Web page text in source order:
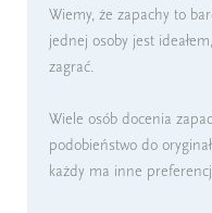
Wiemy, że zapachy to
jednej osoby jest
zagrać.
Wiele osób docenia
podobieństwo do
każdy ma inne